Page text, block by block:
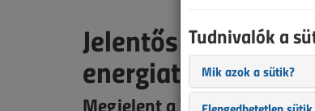
Jelentős minőségi
energiatárolók között
Megjelent a VL áprilisi száma!
Tudnivalók a
Mik azok a sütik?